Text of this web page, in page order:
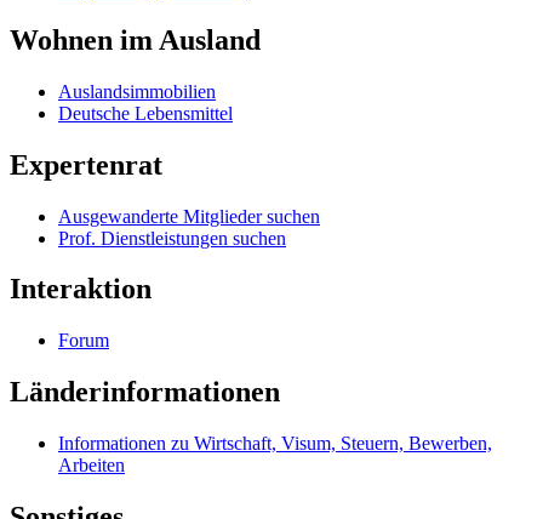
Wohnen im Ausland
Auslandsimmobilien
Deutsche Lebensmittel
Expertenrat
Ausgewanderte Mitglieder suchen
Prof. Dienstleistungen suchen
Interaktion
Forum
Länderinformationen
Informationen zu Wirtschaft, Visum, Steuern, Bewerben,
Arbeiten